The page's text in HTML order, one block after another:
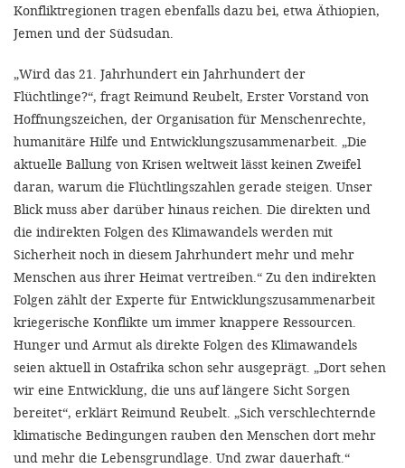
Konfliktregionen tragen ebenfalls dazu bei, etwa Äthiopien,
Jemen und der Südsudan.
„Wird das 21. Jahrhundert ein Jahrhundert der
Flüchtlinge?“, fragt Reimund Reubelt, Erster Vorstand von
Hoffnungszeichen, der Organisation für Menschenrechte,
humanitäre Hilfe und Entwicklungszusammenarbeit. „Die
aktuelle Ballung von Krisen weltweit lässt keinen Zweifel
daran, warum die Flüchtlingszahlen gerade steigen. Unser
Blick muss aber darüber hinaus reichen. Die direkten und
die indirekten Folgen des Klimawandels werden mit
Sicherheit noch in diesem Jahrhundert mehr und mehr
Menschen aus ihrer Heimat vertreiben.“ Zu den indirekten
Folgen zählt der Experte für Entwicklungszusammenarbeit
kriegerische Konflikte um immer knappere Ressourcen.
Hunger und Armut als direkte Folgen des Klimawandels
seien aktuell in Ostafrika schon sehr ausgeprägt. „Dort sehen
wir eine Entwicklung, die uns auf längere Sicht Sorgen
bereitet“, erklärt Reimund Reubelt. „Sich verschlechternde
klimatische Bedingungen rauben den Menschen dort mehr
und mehr die Lebensgrundlage. Und zwar dauerhaft.“